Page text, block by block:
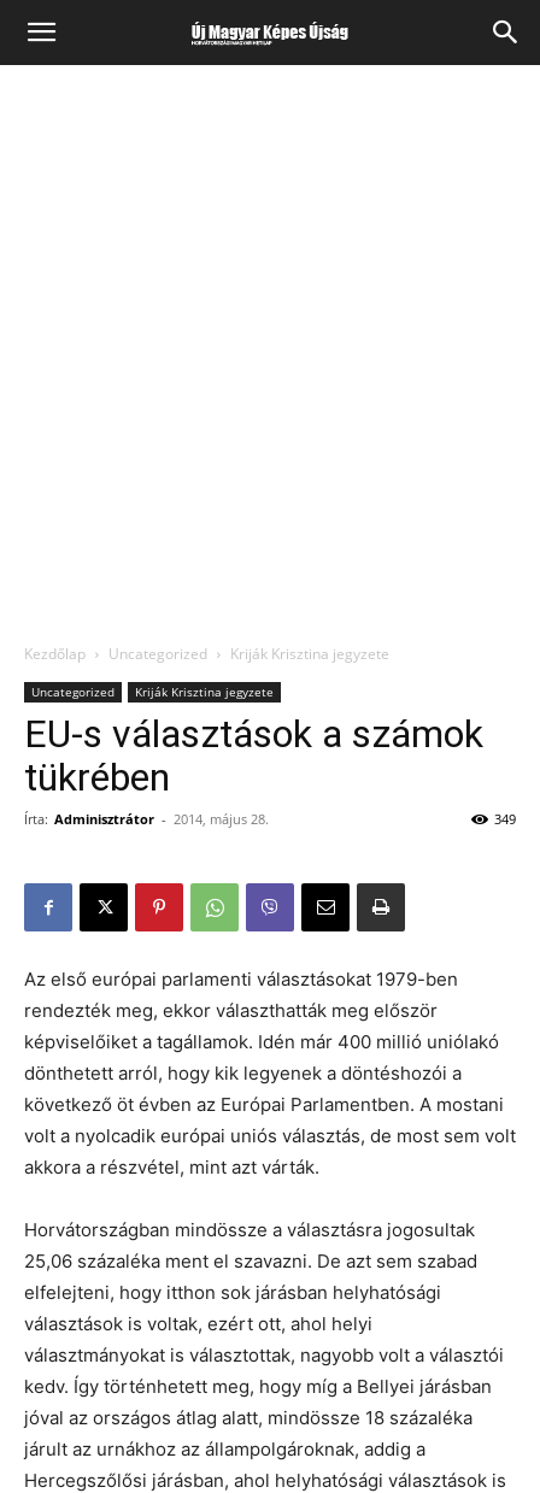
Kezdőlap Uncategorized Kriják Krisztina jegyzete
Uncategorized Kriják Krisztina jegyzete
EU-s választások a számok
tükrében
Írta: Adminisztrátor - 2014, május 28. 349
Az első európai parlamenti választásokat 1979-ben
rendezték meg, ekkor választhatták meg először
képviselőiket a tagállamok. Idén már 400 millió uniólakó
dönthetett arról, hogy kik legyenek a döntéshozói a
következő öt évben az Európai Parlamentben. A mostani
volt a nyolcadik európai uniós választás, de most sem volt
akkora a részvétel, mint azt várták.
Horvátországban mindössze a választásra jogosultak
25,06 százaléka ment el szavazni. De azt sem szabad
elfelejteni, hogy itthon sok járásban helyhatósági
választások is voltak, ezért ott, ahol helyi
választmányokat is választottak, nagyobb volt a választói
kedv. Így történhetett meg, hogy míg a Bellyei járásban
jóval az országos átlag alatt, mindössze 18 százaléka
járult az urnákhoz az állampolgároknak, addig a
Hercegszőlősi járásban, ahol helyhatósági választások is